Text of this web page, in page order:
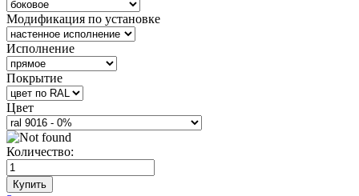
Модификация по установке
Исполнение
Покрытие
Цвет
Количество:
Купить